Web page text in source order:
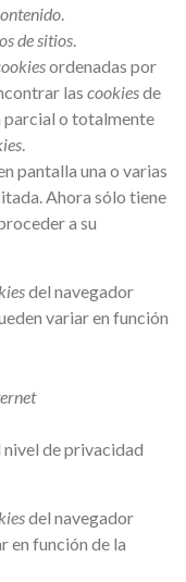
.
de sitios.
ordenadas por
las cookiesde
o totalmente
.
pantalla una o varias
Ahora sólo tiene
a su
del navegador
variar en función
de privacidad
del navegador
en función de la